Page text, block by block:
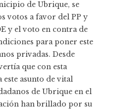
de Ubrique, se
votos a favor del PP y
y el voto en contra de
para poner este
privadas. Desde
que con esta
asunto de vital
de Ubrique en el
han brillado por su